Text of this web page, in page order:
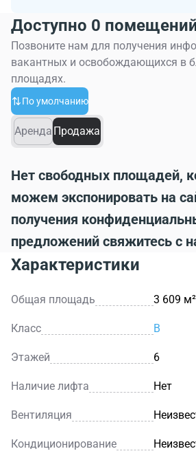
Доступно 0
Позвоните нам для получения
вакантных и освобождающихся в
площадях.
По умолчанию
Аренда Продажа
Нет свободных площадей,
можем экспонировать на
получения
предложений свяжитесь с
Характеристики
Общая площадь 3 609 м²
Класс B
Этажей 6
Наличие лифта Нет
Вентиляция
Кондиционирование